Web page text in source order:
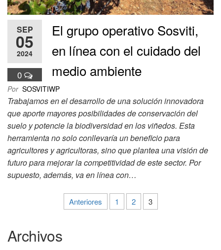
SEP
05
2024
0
El grupo operativo Sosviti,
en línea con el cuidado del
medio ambiente
Por SOSVITIWP
Trabajamos en el desarrollo de una solución innovadora
que aporte mayores posibilidades de conservación del
suelo y potencie la biodiversidad en los viñedos. Esta
herramienta no solo conllevaría un beneficio para
agricultores y agricultoras, sino que plantea una visión de
futuro para mejorar la competitividad de este sector. Por
supuesto, además, va en línea con…
Paginación
entradas
Anteriores 1 2 3
Archivos